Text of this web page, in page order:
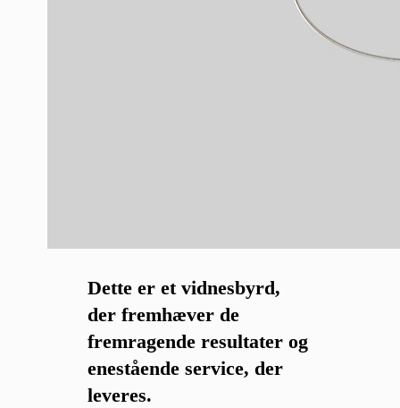
Dette er et vidnesbyrd,
der fremhæver de
fremragende resultater og
enestående service, der
leveres.